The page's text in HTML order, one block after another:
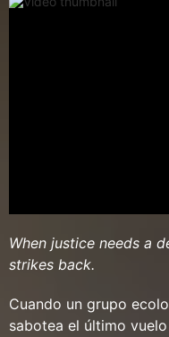
When justice needs a
strikes back.
Cuando un grupo
sabotea el último